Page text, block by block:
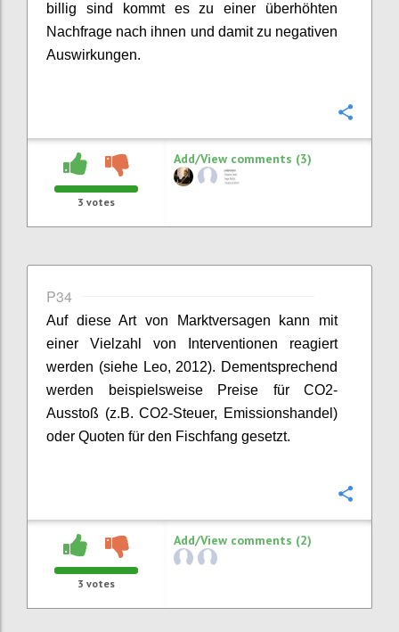
billig sind kommt es zu einer überhöhten
Nachfrage nach ihnen und damit zu negativen
Auswirkungen.
3 votes
Add/View comments (3)
P34
Auf diese Art von Marktversagen kann mit
einer Vielzahl von Interventionen reagiert
werden (siehe Leo, 2012). Dementsprechend
werden beispielsweise Preise für CO2-
Ausstoß (z.B. CO2-Steuer, Emissionshandel)
oder Quoten für den Fischfang gesetzt.
3 votes
Add/View comments (2)